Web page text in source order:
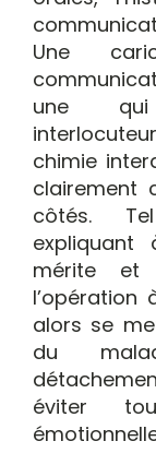
Une
une
chimie
clairement
côtés.
mérite et
alors se
du
éviter